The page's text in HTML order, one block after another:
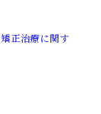
矯正治療に関す